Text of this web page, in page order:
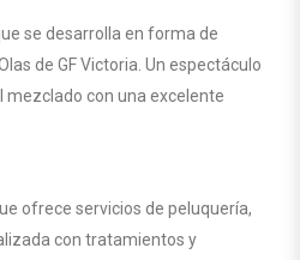
se desarrolla en forma de
de GF Victoria. Un espectáculo
mezclado con una excelente
ofrece servicios de peluquería,
con tratamientos y